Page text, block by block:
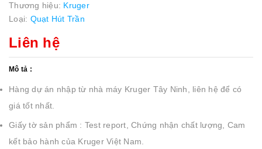
Thương hiệu: Kruger
Loại: Quạt Hút Trần
Liên hệ
Mô tả :
Hàng dự án nhập từ nhà máy Kruger Tây Ninh, liên hệ để có
giá tốt nhất.
Giấy tờ sản phẩm : Test report, Chứng nhận chất lượng, Cam
kết bảo hành của Kruger Việt Nam.